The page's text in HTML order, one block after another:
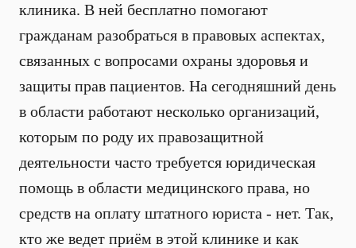
клиника. В ней бесплатно помогают
гражданам разобраться в правовых аспектах,
связанных с вопросами охраны здоровья и
защиты прав пациентов. На сегодняшний день
в области работают несколько организаций,
которым по роду их правозащитной
деятельности часто требуется юридическая
помощь в области медицинского права, но
средств на оплату штатного юриста - нет. Так,
кто же ведет приём в этой клинике и как